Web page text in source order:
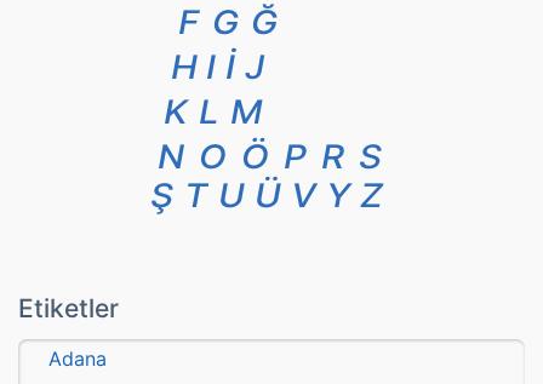
F G Ğ
H I İ J
K L M
N O Ö P R S
Ş T U Ü V Y Z
Etiketler
Adana